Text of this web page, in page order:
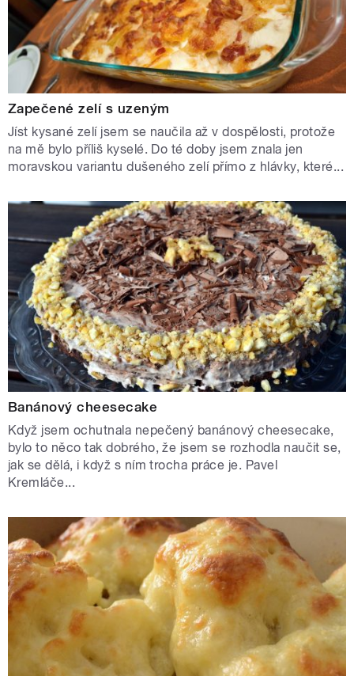
Zapečené zelí s uzeným
Jíst kysané zelí jsem se naučila až v dospělosti, protože
na mě bylo příliš kyselé. Do té doby jsem znala jen
moravskou variantu dušeného zelí přímo z hlávky, které...
Banánový cheesecake
Když jsem ochutnala nepečený banánový cheesecake,
bylo to něco tak dobrého, že jsem se rozhodla naučit se,
jak se dělá, i když s ním trocha práce je. Pavel
Kremláče...